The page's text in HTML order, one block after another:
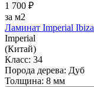
1 700 ₽
за м2
Ламинат Imperial
Imperial
(Китай)
Класс: 34
Порода дерева: Дуб
Толщина: 8 мм